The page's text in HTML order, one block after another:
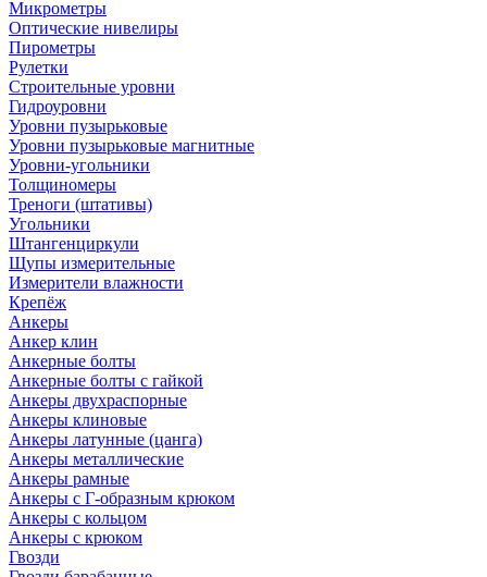
Микрометры
Оптические нивелиры
Пирометры
Рулетки
Строительные уровни
Гидроуровни
Уровни пузырьковые
Уровни пузырьковые магнитные
Уровни-угольники
Толщиномеры
Треноги (штативы)
Угольники
Штангенциркули
Щупы измерительные
Измерители влажности
Крепёж
Анкеры
Анкер клин
Анкерные болты
Анкерные болты с гайкой
Анкеры двухраспорные
Анкеры клиновые
Анкеры латунные (цанга)
Анкеры металлические
Анкеры рамные
Анкеры с Г-образным крюком
Анкеры с кольцом
Анкеры с крюком
Гвозди